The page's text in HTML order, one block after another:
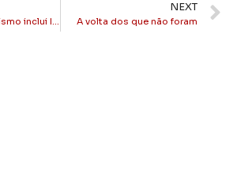
Ministério do Turismo inclui Itaperuna no Mapa do Turismo Internacional
NEXT
A volta dos que não foram